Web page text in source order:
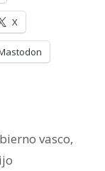
X
vasco,